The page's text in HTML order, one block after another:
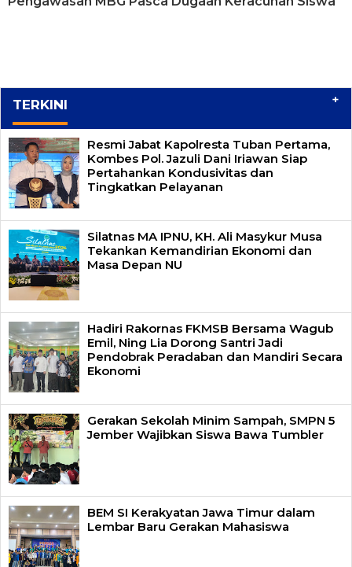
TERKINI +
Resmi Jabat Kapolresta Tuban Pertama,
Kombes Pol. Jazuli Dani Iriawan Siap
Pertahankan Kondusivitas dan
Tingkatkan Pelayanan
Silatnas MA IPNU, KH. Ali Masykur Musa
Tekankan Kemandirian Ekonomi dan
Masa Depan NU
Hadiri Rakornas FKMSB Bersama Wagub
Emil, Ning Lia Dorong Santri Jadi
Pendobrak Peradaban dan Mandiri Secara
Ekonomi
Gerakan Sekolah Minim Sampah, SMPN 5
Jember Wajibkan Siswa Bawa Tumbler
BEM SI Kerakyatan Jawa Timur dalam
Lembar Baru Gerakan Mahasiswa